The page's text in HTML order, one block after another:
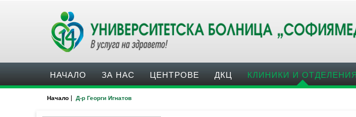
НАЧАЛО ЗА НАС ЦЕНТРОВЕ ДКЦ КЛИНИКИ И ОТДЕЛЕНИЯ
Начало | Д-р Георги Игнатов